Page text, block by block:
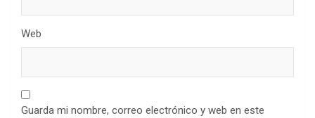
Web
Guarda mi nombre, correo electrónico y web en este